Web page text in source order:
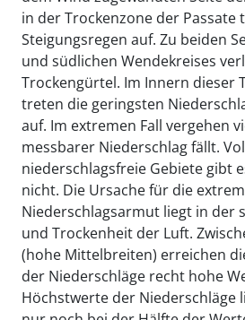
in der Trockenzone der Passate
Steigungsregen auf. Zu beiden
und südlichen Wendekreises
Trockengürtel. Im Innern dieser
treten die geringsten
auf. Im extremen Fall vergehen
messbarer Niederschlag fällt.
niederschlagsfreie Gebiete gibt
nicht. Die Ursache für die
Niederschlagsarmut liegt in der
und Trockenheit der Luft.
(hohe Mittelbreiten) erreichen
der Niederschläge recht hohe
Höchstwerte der Niederschläge